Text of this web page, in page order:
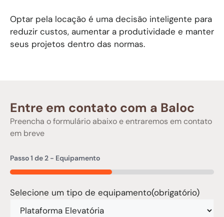
Optar pela locação é uma decisão inteligente para
reduzir custos, aumentar a produtividade e manter
seus projetos dentro das normas.
Entre em contato com a Baloc
Preencha o formulário abaixo e entraremos em contato
em breve
Passo1 de2 - Equipamento
50%
Selecione um tipo de equipamento(obrigatório)